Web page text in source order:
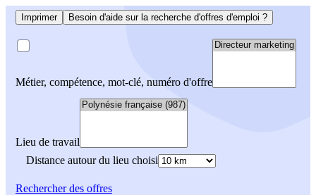
Imprimer Besoin d'aide sur la recherche d'offres d'emploi ?
Métier, compétence, mot-clé, numéro d'offre
Lieu de travail
Distance autour du lieu choisi
Rechercherdes offres